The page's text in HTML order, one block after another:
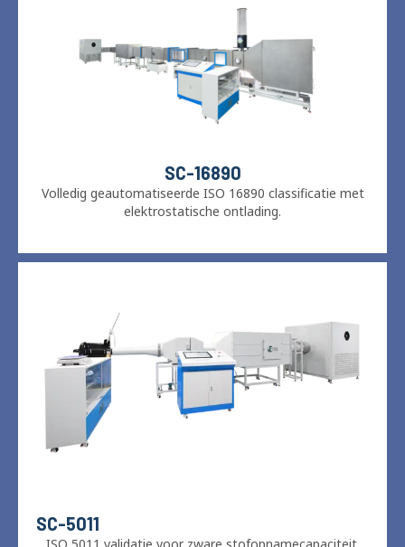
SC-16890
Volledig geautomatiseerde ISO 16890 classificatie met
elektrostatische ontlading.
SC-5011
ISO 5011 validatie voor zware stofopnamecapaciteit.